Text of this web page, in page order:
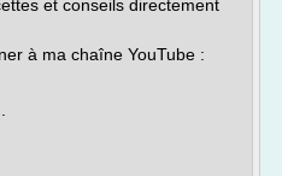
et conseils directement
à ma chaîne YouTube :